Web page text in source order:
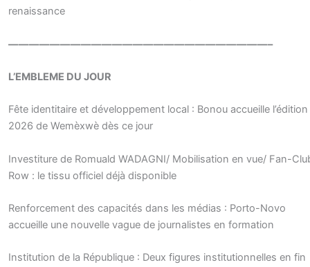
renaissance
—————————————————————————–
L’EMBLEME DU JOUR
Fête identitaire et développement local : Bonou accueille l’édition
2026 de Wemèxwè dès ce jour
Investiture de Romuald WADAGNI/ Mobilisation en vue/ Fan-
Row : le tissu officiel déjà disponible
Renforcement des capacités dans les médias : Porto-Novo
accueille une nouvelle vague de journalistes en formation
Institution de la République : Deux figures institutionnelles en fin